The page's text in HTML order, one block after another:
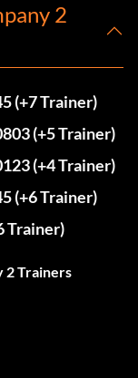
2
(+7 Trainer)
(+5 Trainer)
(+4 Trainer)
(+6 Trainer)
Trainer)
2 Trainers